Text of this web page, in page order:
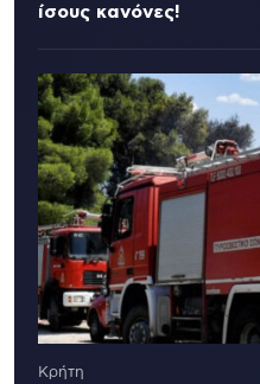
ίσους κανόνες!
Κρήτη